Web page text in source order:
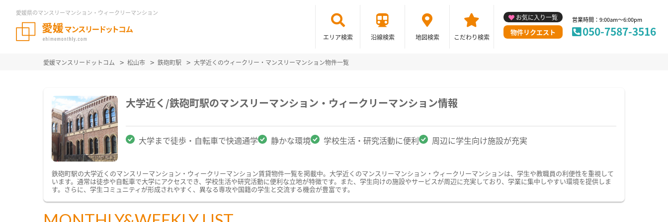
愛媛県のマンスリーマンション・ウィークリーマンション
エリア検索 沿線検索 地図検索 こだわり検索
お気に入り一覧
物件リクエスト
営業時間：9:00am～6:00pm
050-7587-3516
愛媛マンスリードットコム 松山市 鉄砲町駅 大学近くのウィークリー・マンスリーマンション物件一覧
大学近く/鉄砲町駅のマンスリーマンション・ウィークリーマンション情報
大学まで徒歩・自転車で快適通学 静かな環境 学校生活・研究活動に便利 周辺に学生向け施設が充実
鉄砲町駅の大学近くのマンスリーマンション・ウィークリーマンション賃貸物件一覧を掲載中。大学近くのマンスリーマンション・ウィークリーマンションは、学生や教職員の利便性を重視して
います。通常は徒歩や自転車で大学にアクセスでき、学校生活や研究活動に便利な立地が特徴です。また、学生向けの施設やサービスが周辺に充実しており、学業に集中しやすい環境を提供しま
す。さらに、学生コミュニティが形成されやすく、異なる専攻や国籍の学生と交流する機会が豊富です。